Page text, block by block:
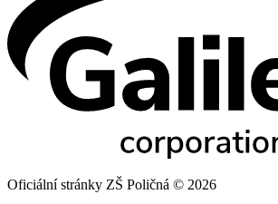
Oficiální stránky ZŠ Poličná © 2026